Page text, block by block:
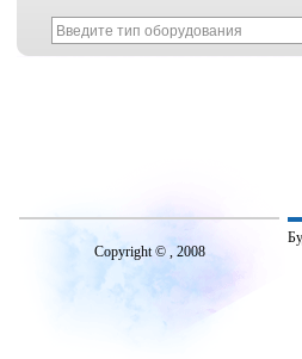
Copyright © , 2008